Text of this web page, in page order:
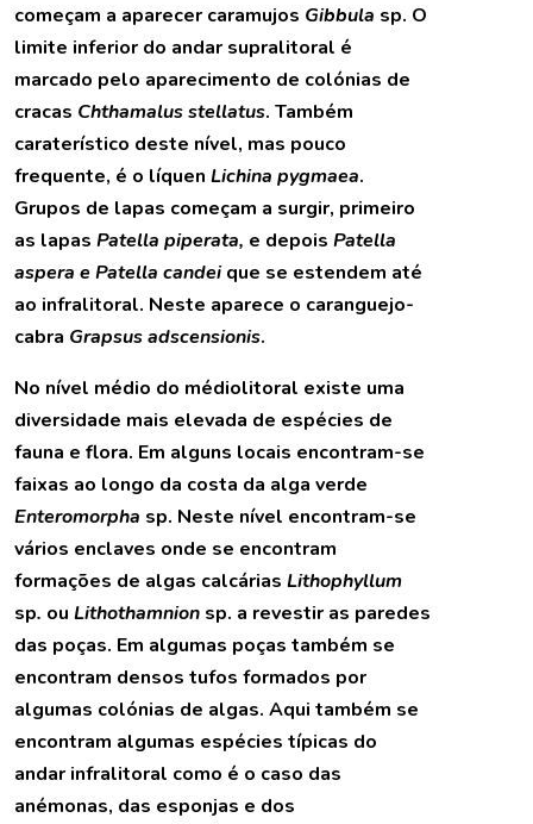
começam a aparecer caramujos Gibbula sp. O
limite inferior do andar supralitoral é
marcado pelo aparecimento de colónias de
cracas Chthamalus stellatus. Também
caraterístico deste nível, mas pouco
frequente, é o líquen Lichina pygmaea.
Grupos de lapas começam a surgir, primeiro
as lapas Patella piperata, e depois Patella
aspera e Patella candeique se estendem até
ao infralitoral. Neste aparece o caranguejo-
cabra Grapsus adscensionis.
No nível médio do médiolitoral existe uma
diversidade mais elevada de espécies de
fauna e flora. Em alguns locais encontram-se
faixas ao longo da costa da alga verde
Enteromorpha sp. Neste nível encontram-se
vários enclaves onde se encontram
formações de algas calcárias Lithophyllum
sp. ou Lithothamnion sp. a revestir as paredes
das poças. Em algumas poças também se
encontram densos tufos formados por
algumas colónias de algas. Aqui também se
encontram algumas espécies típicas do
andar infralitoral como é o caso das
anémonas, das esponjas e dos